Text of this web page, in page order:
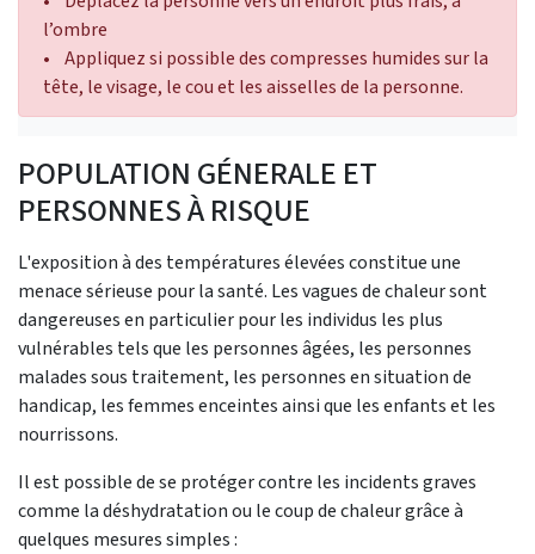
l’ombre
• Appliquez si possible des compresses humides sur la
tête, le visage, le cou et les aisselles de la personne.
POPULATION GÉNERALE ET
PERSONNES À RISQUE
L'exposition à des températures élevées constitue une
menace sérieuse pour la santé. Les vagues de chaleur sont
dangereuses en particulier pour les individus les plus
vulnérables tels que les personnes âgées, les personnes
malades sous traitement, les personnes en situation de
handicap, les femmes enceintes ainsi que les enfants et les
nourrissons.
Il est possible de se protéger contre les incidents graves
comme la déshydratation ou le coup de chaleur grâce à
quelques mesures simples :